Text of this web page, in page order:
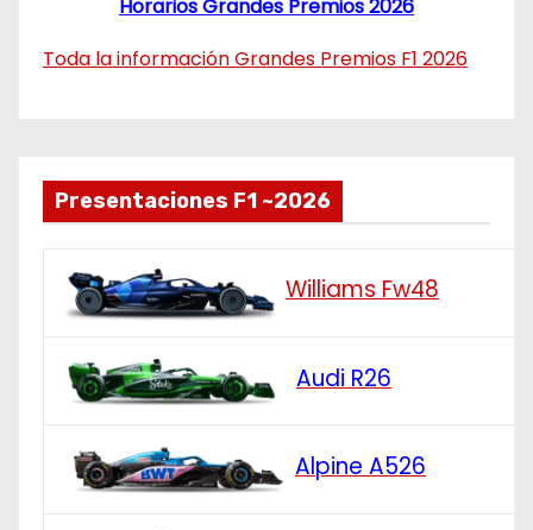
Horarios Grandes Premios 2026
Toda la información Grandes Premios F1 2026
Presentaciones F1 ~2026
Williams Fw48
Audi R26
Alpine A526